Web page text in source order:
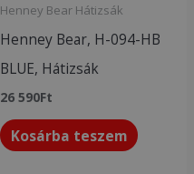
Henney Bear Hátizsák
Henney Bear, H-094-HB
BLUE, Hátizsák
26 590Ft
Kosárba teszem